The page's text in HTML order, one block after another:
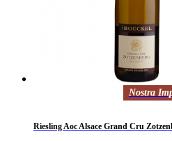
Nostra
Riesling Aoc Alsace Grand Cru